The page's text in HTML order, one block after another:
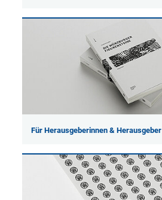
Für Herausgeberinnen & Herausgeber